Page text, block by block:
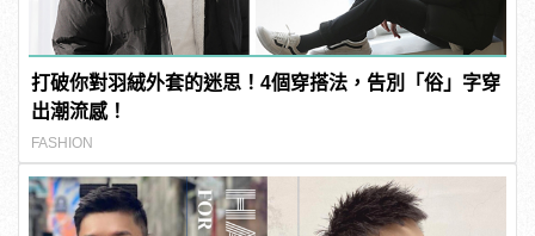
打破你對羽絨外套的迷思！4個穿搭法，告別「俗」字穿
出潮流感！
FASHION